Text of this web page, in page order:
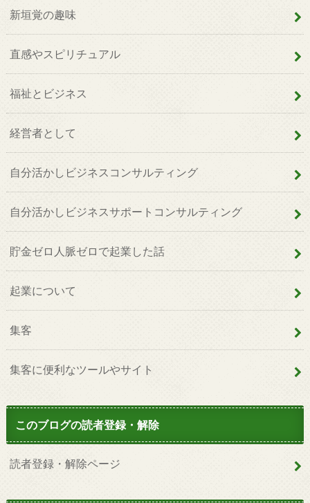
新垣覚の趣味
直感やスピリチュアル
福祉とビジネス
経営者として
自分活かしビジネスコンサルティング
自分活かしビジネスサポートコンサルティング
貯金ゼロ人脈ゼロで起業した話
起業について
集客
集客に便利なツールやサイト
このブログの読者登録・解除
読者登録・解除ページ